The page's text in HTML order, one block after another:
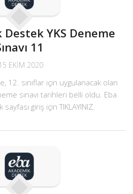
Destek YKS Deneme
11
15 EKIM 2020
12. sınıflar için uygulanacak olan
sınavı tarihleri belli oldu. Eba
giriş için TIKLAYINIZ.